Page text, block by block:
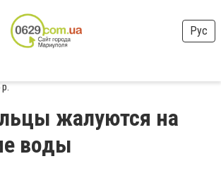
Рус
жалуются на
воды